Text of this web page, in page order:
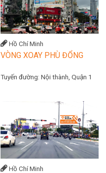
Hồ Chí Minh
VÒNG XOAY PHÙ ĐỔNG
Tuyến đường: Nội thành, Quận 1
Hồ Chí Minh